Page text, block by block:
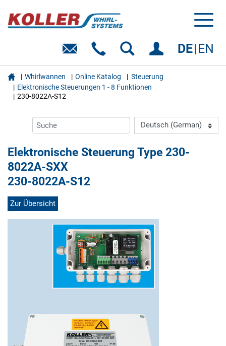
DE EN
 Whirlwannen Online Katalog
Steuerung
Elektronische Steuerungen 1 - 8 Funktionen
230-8022A-S12
Elektronische Steuerung Type 230-
8022A-SXX
230-8022A-S12
Zur Übersicht